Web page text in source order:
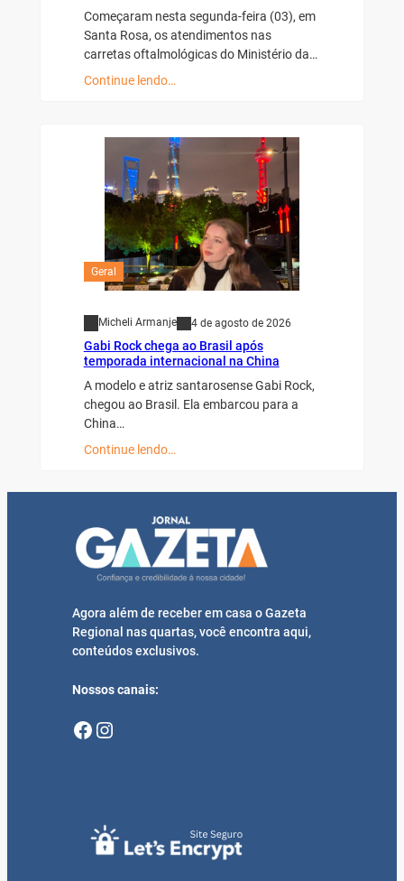
Começaram nesta segunda-feira (03), em
Santa Rosa, os atendimentos nas
carretas oftalmológicas do Ministério da…
Continue lendo…
Geral
Micheli Armanje 4 de agosto de 2026
Gabi Rock chega ao Brasil após
temporada internacional na China
A modelo e atriz santarosense Gabi Rock,
chegou ao Brasil. Ela embarcou para a
China…
Continue lendo…
Agora além de receber em casa o Gazeta
Regional nas quartas, você encontra aqui,
conteúdos exclusivos.
Nossos canais:
Facebook Instagram